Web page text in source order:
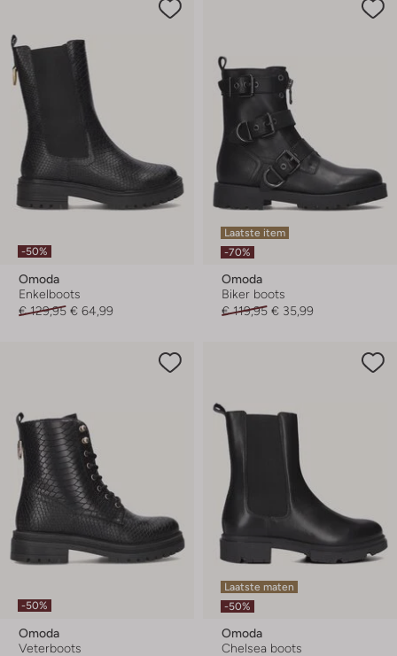
-50%
Omoda
Enkelboots
€ 129,95 € 64,99
Laatste item
-70%
Omoda
Biker boots
€ 119,95 € 35,99
-50%
Omoda
Veterboots
Laatste maten
-50%
Omoda
Chelsea boots